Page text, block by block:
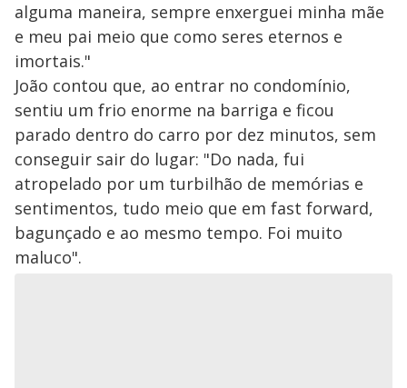
alguma maneira, sempre enxerguei minha mãe
e meu pai meio que como seres eternos e
imortais."
João contou que, ao entrar no condomínio,
sentiu um frio enorme na barriga e ficou
parado dentro do carro por dez minutos, sem
conseguir sair do lugar: "Do nada, fui
atropelado por um turbilhão de memórias e
sentimentos, tudo meio que em fast forward,
bagunçado e ao mesmo tempo. Foi muito
maluco".